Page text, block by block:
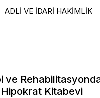
ADLİ VE İDARİ HAKİMLİK
ve
Kitabevi